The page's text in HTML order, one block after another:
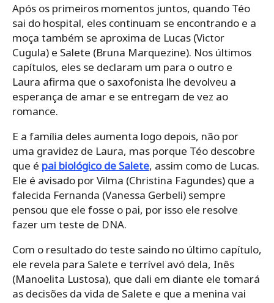
Após os primeiros momentos juntos, quando Téo
sai do hospital, eles continuam se encontrando e a
moça também se aproxima de Lucas (Victor
Cugula) e Salete (Bruna Marquezine). Nos últimos
capítulos, eles se declaram um para o outro e
Laura afirma que o saxofonista lhe devolveu a
esperança de amar e se entregam de vez ao
romance.
E a família deles aumenta logo depois, não por
uma gravidez de Laura, mas porque Téo descobre
que é pai biológico de Salete, assim como de Lucas.
Ele é avisado por Vilma (Christina Fagundes) que a
falecida Fernanda (Vanessa Gerbeli) sempre
pensou que ele fosse o pai, por isso ele resolve
fazer um teste de DNA.
Com o resultado do teste saindo no último capítulo,
ele revela para Salete e terrível avó dela, Inês
(Manoelita Lustosa), que dali em diante ele tomará
as decisões da vida de Salete e que a menina vai